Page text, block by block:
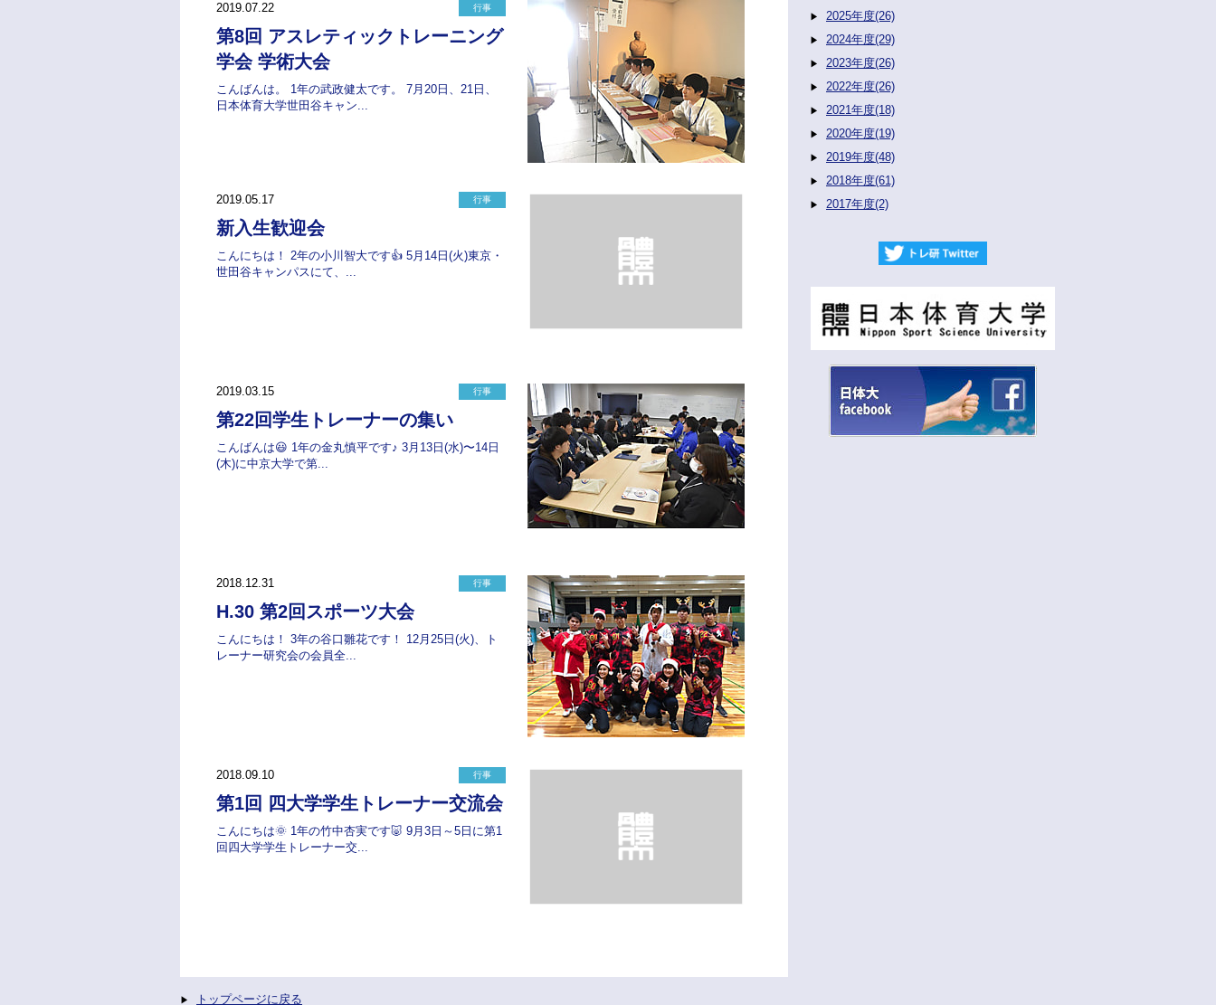
2019.07.22 行事
第8回 アスレティックトレーニング
学会 学術大会
こんばんは。 1年の武政健太です。 7月20日、21日、
日本体育大学世田谷キャン...
2019.05.17 行事
新入生歓迎会
こんにちは！ 2年の小川智大です👍 5月14日(火)東京・
世田谷キャンパスにて、...
2019.03.15 行事
第22回学生トレーナーの集い
こんばんは😃 1年の金丸慎平です♪ 3月13日(水)〜14日
(木)に中京大学で第...
2018.12.31 行事
H.30 第2回スポーツ大会
こんにちは！ 3年の谷口雛花です！ 12月25日(火)、ト
レーナー研究会の会員全...
2018.09.10 行事
第1回 四大学学生トレーナー交流会
こんにちは🌞 1年の竹中杏実です🐷 9月3日～5日に第1
回四大学学生トレーナー交...
トップページに戻る
2025年度(26)
2024年度(29)
2023年度(26)
2022年度(26)
2021年度(18)
2020年度(19)
2019年度(48)
2018年度(61)
2017年度(2)